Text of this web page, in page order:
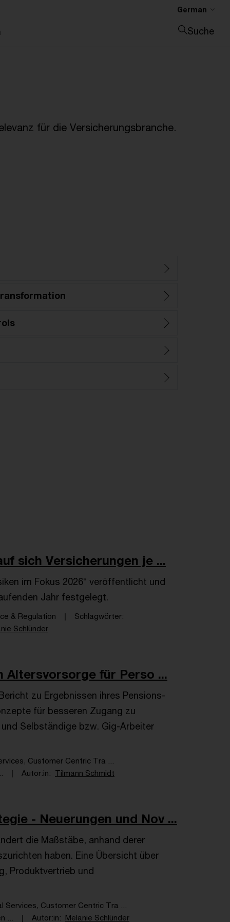
German
Suche
für die Versicherungsbranche.
sich Versicherungen je ...
im Fokus 2026“ veröffentlicht und
Jahr festgelegt.
& Regulation
Schlagwörter
Schlünder
Altersvorsorge für Perso ...
zu Ergebnissen ihres Pensions-
für besseren Zugang zu
Selbständige bzw. Gig-Arbeiter
Customer Centric Tra ...
Autor:in Tilmann Schmidt
- Neuerungen und Nov ...
die Maßstäbe, anhand derer
haben. Eine Übersicht über
Produktvertrieb und
Services, Customer Centric Tra ...
... Autor:in Melanie Schlünder